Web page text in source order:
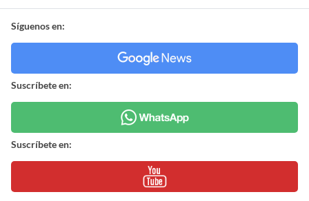
Síguenos en:
Suscríbete en:
Suscríbete en: